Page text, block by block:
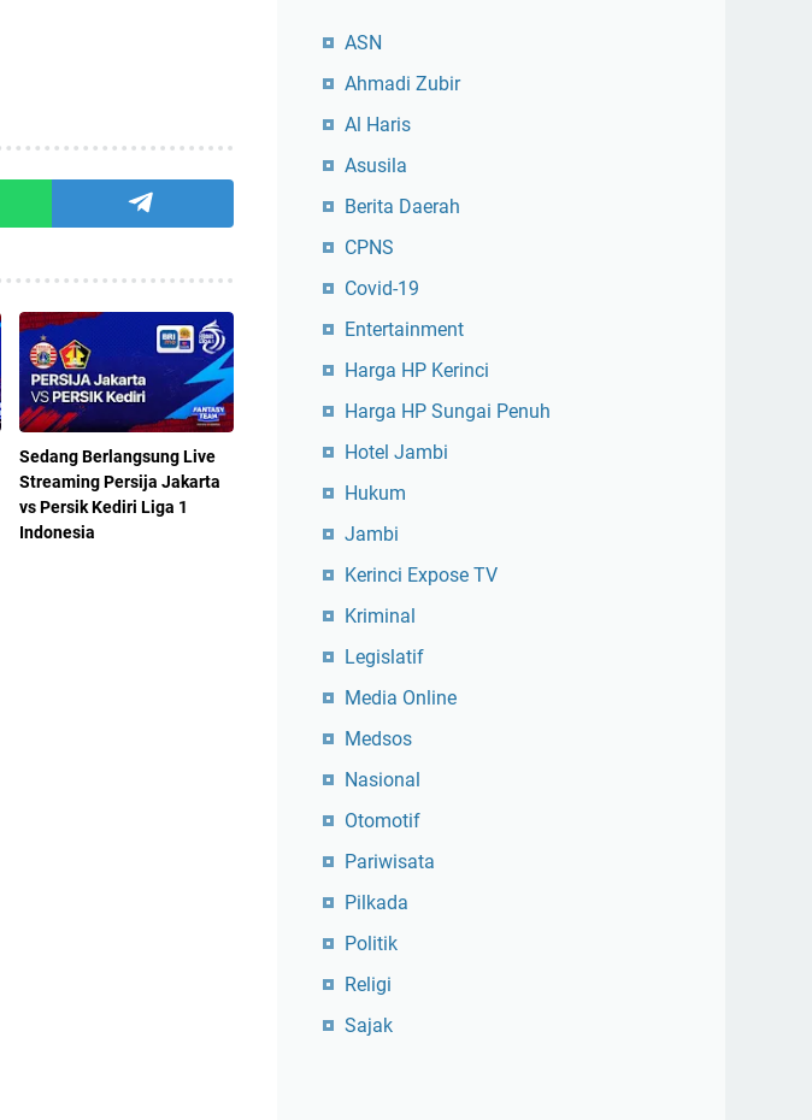
Sedang Berlangsung Live
Streaming Persija Jakarta
vs Persik Kediri Liga 1
Indonesia
ASN
Ahmadi Zubir
Al Haris
Asusila
Berita Daerah
CPNS
Covid-19
Entertainment
Harga HP Kerinci
Harga HP Sungai Penuh
Hotel Jambi
Hukum
Jambi
Kerinci Expose TV
Kriminal
Legislatif
Media Online
Medsos
Nasional
Otomotif
Pariwisata
Pilkada
Politik
Religi
Sajak